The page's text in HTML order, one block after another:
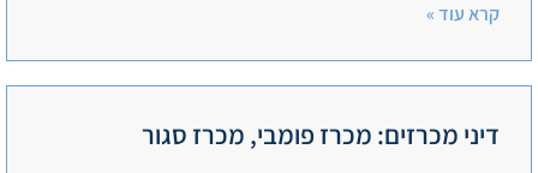
קרא עוד »
דיני מכרזים: מכרז פומבי, מכרז סגור